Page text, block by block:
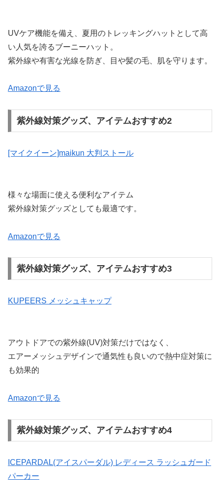
UVケア機能を備え、夏用のトレッキングハットとして高
い人気を誇るブーニーハット。
紫外線や有害な光線を防ぎ、目や髪の毛、肌を守ります。
Amazonで見る
紫外線対策グッズ、アイテムおすすめ2
[マイクイーン]maikun 大判ストール
様々な場面に使える便利なアイテム
紫外線対策グッズとしても最適です。
Amazonで見る
紫外線対策グッズ、アイテムおすすめ3
KUPEERS メッシュキャップ
アウトドアでの紫外線(UV)対策だけではなく、
エアーメッシュデザインで通気性も良いので熱中症対策に
も効果的
Amazonで見る
紫外線対策グッズ、アイテムおすすめ4
ICEPARDAL(アイスパーダル) レディース ラッシュガード
パーカー